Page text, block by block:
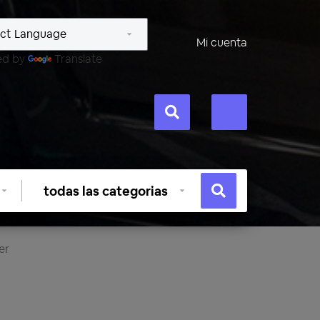
by Translate
Mi cuenta
Seleccionar
categoría